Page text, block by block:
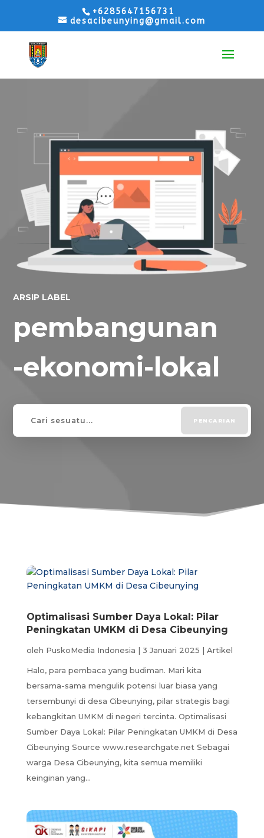
+6285647156731
desacibeunying@gmail.com
ARSIP LABEL
pembangunan
-ekonomi-lokal
Optimalisasi Sumber Daya Lokal: Pilar
Peningkatan UMKM di Desa Cibeunying
oleh PuskoMedia Indonesia | 3 Januari 2025 | Artikel
Halo, para pembaca yang budiman. Mari kita
bersama-sama mengulik potensi luar biasa yang
tersembunyi di desa Cibeunying, pilar strategis bagi
kebangkitan UMKM di negeri tercinta. Optimalisasi
Sumber Daya Lokal: Pilar Peningkatan UMKM di Desa
Cibeunying Source www.researchgate.net Sebagai
warga Desa Cibeunying, kita semua memiliki
keinginan yang...